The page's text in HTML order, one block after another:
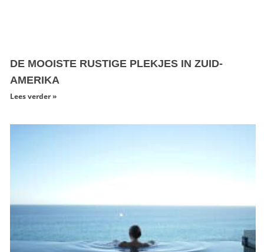
DE MOOISTE RUSTIGE PLEKJES IN ZUID-
AMERIKA
Lees verder »